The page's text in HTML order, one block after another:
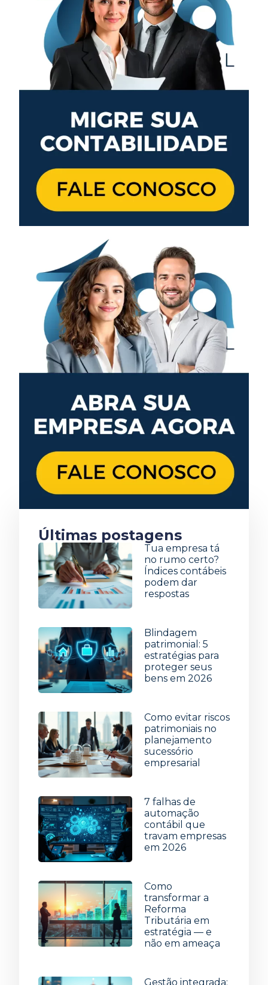
Últimas postagens
Tua empresa tá
no rumo certo?
Índices contábeis
podem dar
respostas
Blindagem
patrimonial: 5
estratégias para
proteger seus
bens em 2026
Como evitar riscos
patrimoniais no
planejamento
sucessório
empresarial
7 falhas de
automação
contábil que
travam empresas
em 2026
Como
transformar a
Reforma
Tributária em
estratégia — e
não em ameaça
Gestão integrada: